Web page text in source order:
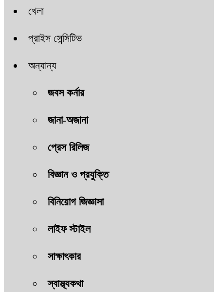
খেলা
প্রাইস সেন্সিটিভ
অন্যান্য
জবস কর্নার
জানা-অজানা
প্রেস রিলিজ
বিজ্ঞান ও প্রযুক্তি
বিনিয়োগ জিজ্ঞাসা
লাইফ স্টাইল
সাক্ষাৎকার
স্বাস্থ্যকথা